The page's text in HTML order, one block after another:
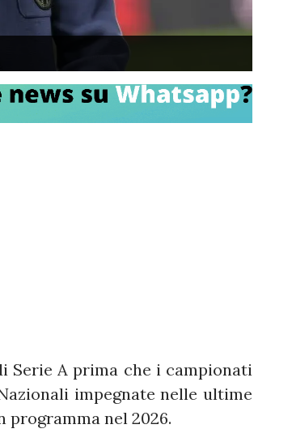
Serie A prima che i campionati
impegnate nelle ultime
nel 2026.